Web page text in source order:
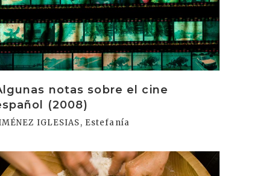
notas sobre el cine
(2008)
IGLESIAS, Estefanía